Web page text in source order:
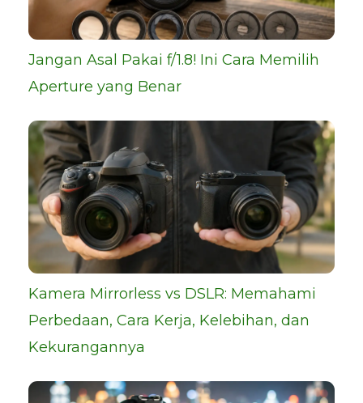
Jangan Asal Pakai f/1.8! Ini Cara Memilih
Aperture yang Benar
Kamera Mirrorless vs DSLR: Memahami
Perbedaan, Cara Kerja, Kelebihan, dan
Kekurangannya